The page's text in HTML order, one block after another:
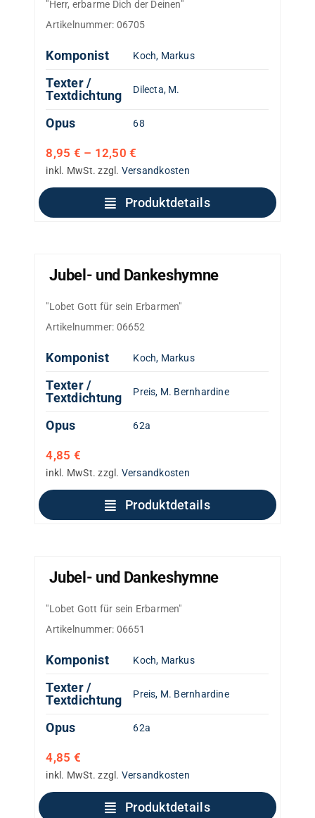
"Herr, erbarme Dich der Deinen"
Artikelnummer: 06705
Komponist Koch, Markus
Texter /
Textdichtung
Dilecta, M.
Opus 68
8,95 € – 12,50€
inkl. MwSt. zzgl. Versandkosten
Produktdetails
Jubel- und Dankeshymne
"Lobet Gott für sein Erbarmen"
Artikelnummer: 06652
Komponist Koch, Markus
Texter /
Textdichtung
Preis, M. Bernhardine
Opus 62a
4,85 €
inkl. MwSt. zzgl. Versandkosten
Produktdetails
Jubel- und Dankeshymne
"Lobet Gott für sein Erbarmen"
Artikelnummer: 06651
Komponist Koch, Markus
Texter /
Textdichtung
Preis, M. Bernhardine
Opus 62a
4,85 €
inkl. MwSt. zzgl. Versandkosten
Produktdetails